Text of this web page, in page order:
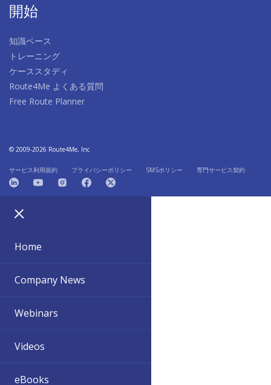
開始
知識ベース
トレーニング
ケーススタディ
Route4Me よくある質問
Free Route Planner
© 2009-2026 Route4Me, Inc
サービス利用規約 プライバシーポリシー SMSポリシー 専門サービス契約
Home
Company News
Webinars
Videos
eBooks